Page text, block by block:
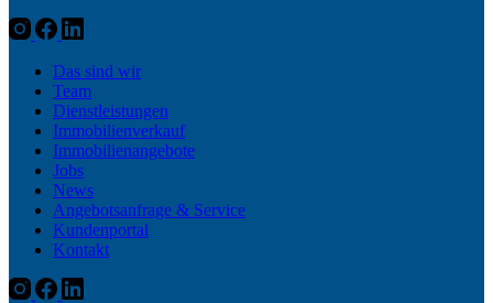
Das sind wir
Team
Dienstleistungen
Immobilienverkauf
Immobilienangebote
Jobs
News
Angebotsanfrage & Service
Kundenportal
Kontakt